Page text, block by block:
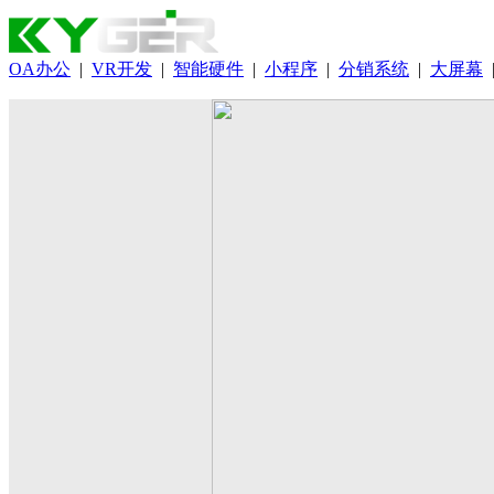
OA办公 | VR开发 | 智能硬件 | 小程序 | 分销系统 | 大屏幕 |